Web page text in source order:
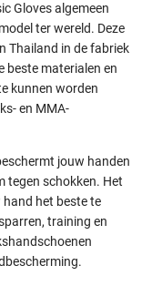
Gloves algemeen
ter wereld. Deze
Thailand in de fabriek
beste materialen en
kunnen worden
en MMA-
jouw handen
tegen schokken. Het
het beste te
training en